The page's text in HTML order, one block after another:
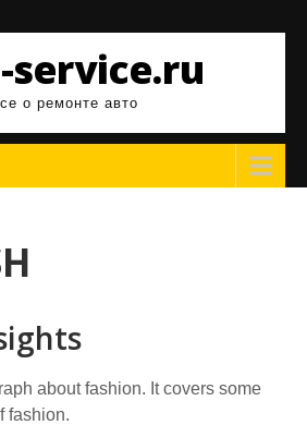
service.ru
о ремонте авто
about fashion. It covers some
fashion.